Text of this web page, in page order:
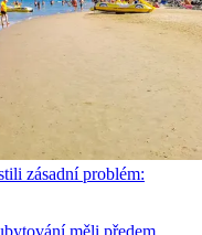
zásadní problém: